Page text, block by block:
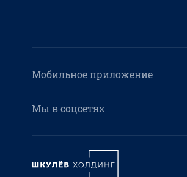
Мобильное приложение
Мы в соцсетях